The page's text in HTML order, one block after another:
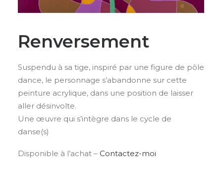
Renversement
Suspendu à sa tige, inspiré par une figure de pôle
dance, le personnage s’abandonne sur cette
peinture acrylique, dans une position de laisser
aller désinvolte.
Une œuvre qui s’intègre dans le cycle de
danse(s)
Disponible à l’achat – Contactez-moi